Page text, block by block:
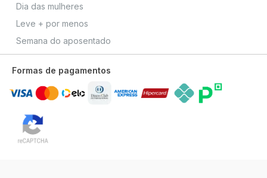
Dia das mulheres
Leve + por menos
Semana do aposentado
Formas de pagamentos